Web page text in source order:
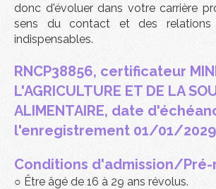
donc d'évoluer dans votre carrière
sens du contact et des relations
indispensables.
RNCP38856, certificateur
L'AGRICULTURE ET DE LA
ALIMENTAIRE, date
l'enregistrement 01/01/2029
Conditions d'admission/Pré-
○ Être âgé de 16 à 29 ans révolus.